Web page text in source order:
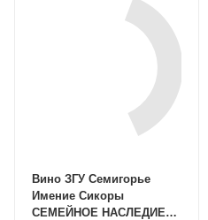
Вино ЗГУ Семигорье
Имение Сикоры
СЕМЕЙНОЕ НАСЛЕДИЕ